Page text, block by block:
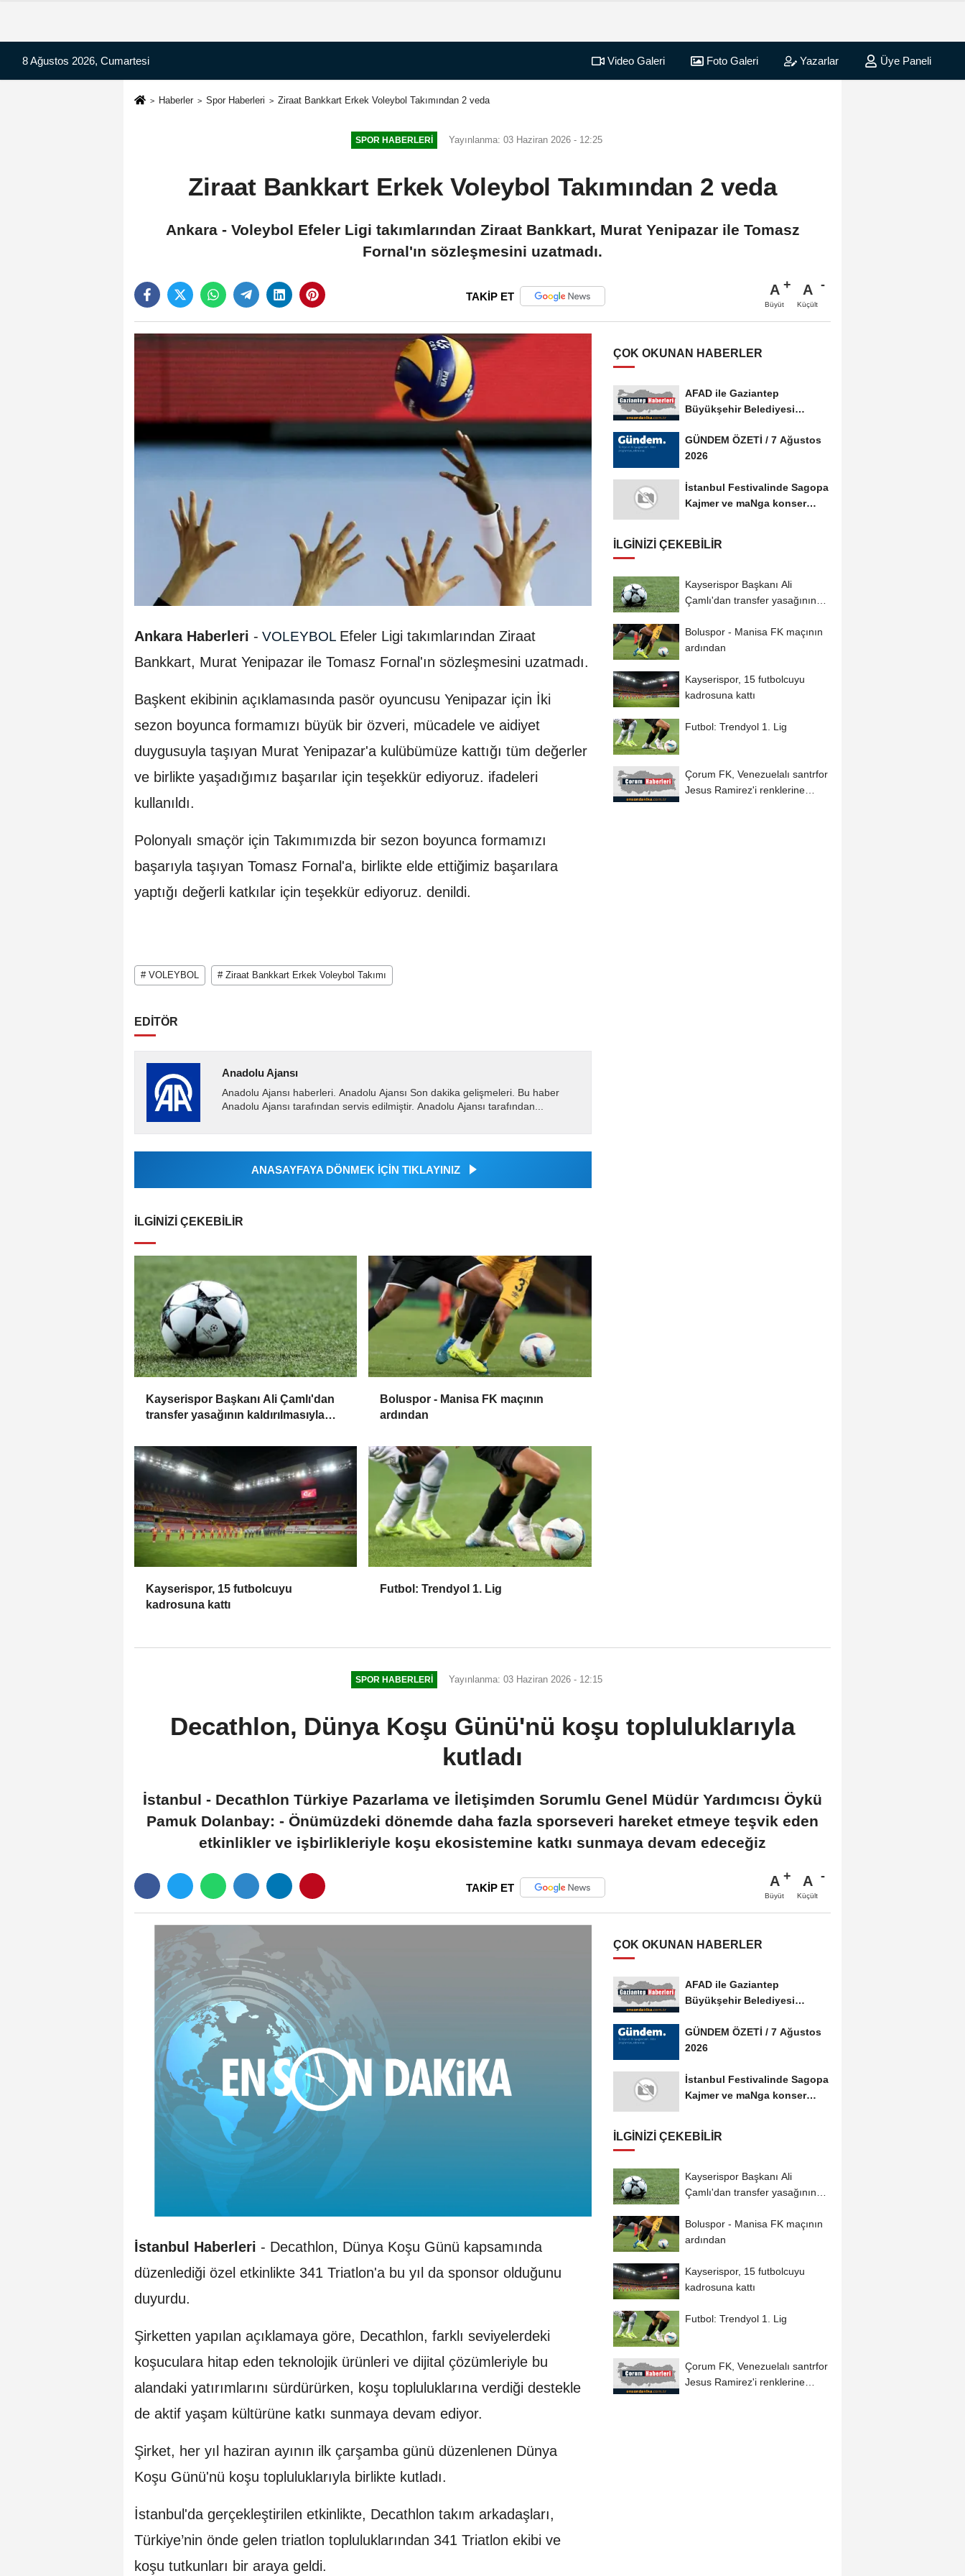
8 Ağustos 2026, Cumartesi Video Galeri Foto Galeri Yazarlar Üye Paneli
Haberler Spor Haberleri Ziraat Bankkart Erkek Voleybol Takımından 2 veda
SPOR HABERLERI Yayınlanma: 03 Haziran 2026 - 12:25
Ziraat Bankkart Erkek Voleybol Takımından 2 veda
Ankara - Voleybol Efeler Ligi takımlarından Ziraat Bankkart, Murat Yenipazar ile Tomasz
Fornal'ın sözleşmesini uzatmadı.
TAKİP ET A
Büyüt
A
Küçült
Ankara Haberleri - VOLEYBOL Efeler Ligi takımlarından Ziraat
Bankkart, Murat Yenipazar ile Tomasz Fornal'ın sözleşmesini uzatmadı.
Başkent ekibinin açıklamasında pasör oyuncusu Yenipazar için İki
sezon boyunca formamızı büyük bir özveri, mücadele ve aidiyet
duygusuyla taşıyan Murat Yenipazar'a kulübümüze kattığı tüm değerler
ve birlikte yaşadığımız başarılar için teşekkür ediyoruz. ifadeleri
kullanıldı.
Polonyalı smaçör için Takımımızda bir sezon boyunca formamızı
başarıyla taşıyan Tomasz Fornal'a, birlikte elde ettiğimiz başarılara
yaptığı değerli katkılar için teşekkür ediyoruz. denildi.
# VOLEYBOL # Ziraat Bankkart Erkek Voleybol Takımı
EDİTÖR
Anadolu Ajansı
Anadolu Ajansı haberleri. Anadolu Ajansı Son dakika gelişmeleri. Bu haber
Anadolu Ajansı tarafından servis edilmiştir. Anadolu Ajansı tarafından...
ANASAYFAYA DÖNMEK İÇİN TIKLAYINIZ
İLGINIZI ÇEKEBILIR
Kayserispor Başkanı Ali Çamlı'dan
transfer yasağının kaldırılmasıyla
Boluspor - Manisa FK maçının
ardından
Kayserispor, 15 futbolcuyu
kadrosuna kattı
Futbol: Trendyol 1. Lig
ÇOK OKUNAN HABERLER
AFAD ile Gaziantep
Büyükşehir Belediyesi
GÜNDEM ÖZETİ / 7 Ağustos
2026
İstanbul Festivalinde Sagopa
Kajmer ve maNga konser
İLGINIZI ÇEKEBILIR
Kayserispor Başkanı Ali
Çamlı'dan transfer yasağının
Boluspor - Manisa FK maçının
ardından
Kayserispor, 15 futbolcuyu
kadrosuna kattı
Futbol: Trendyol 1. Lig
Çorum FK, Venezuelalı santrfor
Jesus Ramirez'i renklerine
SPOR HABERLERI Yayınlanma: 03 Haziran 2026 - 12:15
Decathlon, Dünya Koşu Günü'nü koşu topluluklarıyla
kutladı
İstanbul - Decathlon Türkiye Pazarlama ve İletişimden Sorumlu Genel Müdür Yardımcısı Öykü
Pamuk Dolanbay: - Önümüzdeki dönemde daha fazla sporseveri hareket etmeye teşvik eden
etkinlikler ve işbirlikleriyle koşu ekosistemine katkı sunmaya devam edeceğiz
TAKİP ET A
Büyüt
A
Küçült
İstanbul Haberleri - Decathlon, Dünya Koşu Günü kapsamında
düzenlediği özel etkinlikte 341 Triatlon'a bu yıl da sponsor olduğunu
duyurdu.
Şirketten yapılan açıklamaya göre, Decathlon, farklı seviyelerdeki
koşuculara hitap eden teknolojik ürünleri ve dijital çözümleriyle bu
alandaki yatırımlarını sürdürürken, koşu topluluklarına verdiği destekle
de aktif yaşam kültürüne katkı sunmaya devam ediyor.
Şirket, her yıl haziran ayının ilk çarşamba günü düzenlenen Dünya
Koşu Günü'nü koşu topluluklarıyla birlikte kutladı.
İstanbul'da gerçekleştirilen etkinlikte, Decathlon takım arkadaşları,
Türkiye’nin önde gelen triatlon topluluklarından 341 Triatlon ekibi ve
koşu tutkunları bir araya geldi.
ÇOK OKUNAN HABERLER
AFAD ile Gaziantep
Büyükşehir Belediyesi
GÜNDEM ÖZETİ / 7 Ağustos
2026
İstanbul Festivalinde Sagopa
Kajmer ve maNga konser
İLGINIZI ÇEKEBILIR
Kayserispor Başkanı Ali
Çamlı'dan transfer yasağının
Boluspor - Manisa FK maçının
ardından
Kayserispor, 15 futbolcuyu
kadrosuna kattı
Futbol: Trendyol 1. Lig
Çorum FK, Venezuelalı santrfor
Jesus Ramirez'i renklerine